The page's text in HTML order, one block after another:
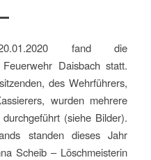
fand die
Daisbach statt.
des Wehrführers,
wurden mehrere
(siehe Bilder).
standen dieses Jahr
Scheib – Löschmeisterin